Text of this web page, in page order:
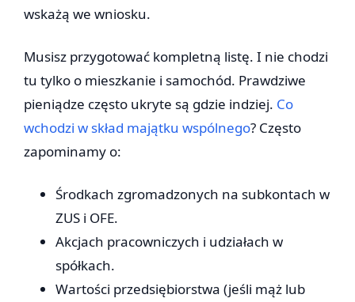
wskażą we wniosku.
Musisz przygotować kompletną listę. I nie chodzi
tu tylko o mieszkanie i samochód. Prawdziwe
pieniądze często ukryte są gdzie indziej. Co
wchodzi w skład majątku wspólnego? Często
zapominamy o:
Środkach zgromadzonych na subkontach w
ZUS i OFE.
Akcjach pracowniczych i udziałach w
spółkach.
Wartości przedsiębiorstwa (jeśli mąż lub